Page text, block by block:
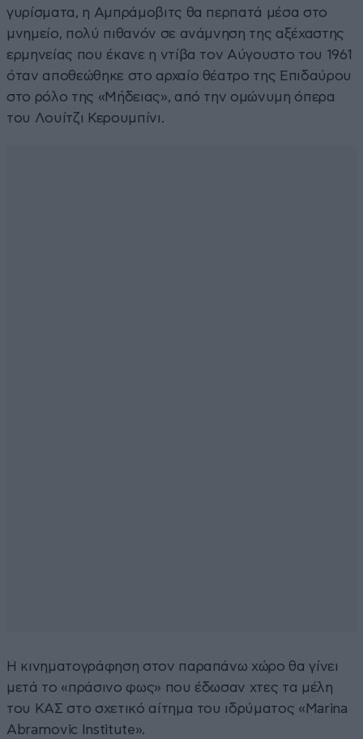
γυρίσματα, η Αμπράμοβιτς θα περπατά μέσα στο
μνημείο, πολύ πιθανόν σε ανάμνηση της αξέχαστης
ερμηνείας που έκανε η ντίβα τον Αύγουστο του 1961
όταν αποθεώθηκε στο αρχαίο θέατρο της Επιδαύρου
στο ρόλο της «Μήδειας», από την ομώνυμη όπερα
του Λουίτζι Κερουμπίνι.
Η κινηματογράφηση στον παραπάνω χώρο θα γίνει
μετά το «πράσινο φως» που έδωσαν χτες τα μέλη
του ΚΑΣ στο σχετικό αίτημα του ιδρύματος «Marina
Abramovic Institute».